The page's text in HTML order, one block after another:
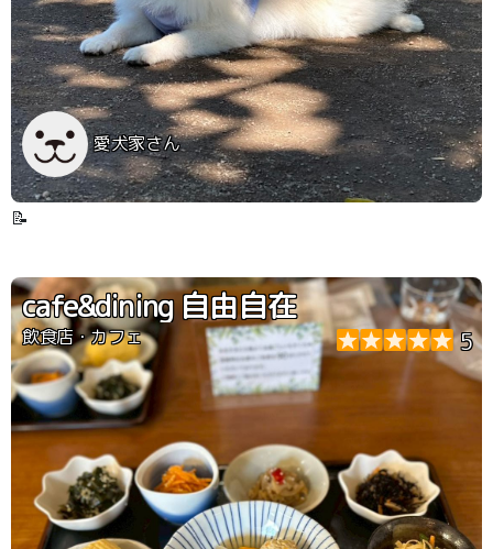
愛犬家さん
📝
cafe&dining 自由自在
飲食店・カフェ 5